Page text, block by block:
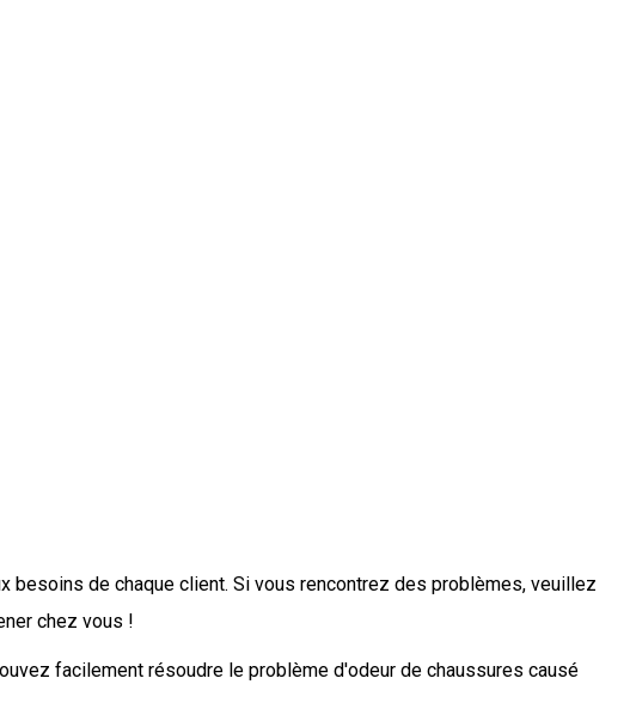
besoins de chaque client. Si vous rencontrez des problèmes, veuillez
chez vous !
facilement résoudre le problème d'odeur de chaussures causé